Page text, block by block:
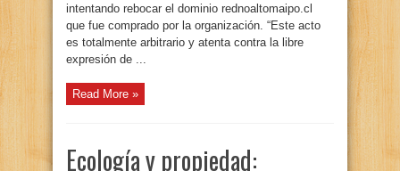
intentando rebocar el dominio rednoaltomaipo.cl
que fue comprado por la organización. “Este acto
es totalmente arbitrario y atenta contra la libre
expresión de ...
Read More »
Ecología y propiedad: